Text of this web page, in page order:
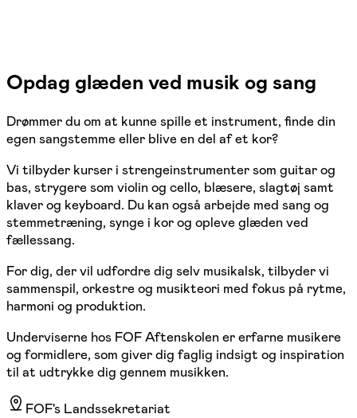
Opdag glæden ved musik og sang
Drømmer du om at kunne spille et instrument, finde din
egen sangstemme eller blive en del af et kor?
Vi tilbyder kurser i strengeinstrumenter som guitar og
bas, strygere som violin og cello, blæsere, slagtøj samt
klaver og keyboard. Du kan også arbejde med sang og
stemmetræning, synge i kor og opleve glæden ved
fællessang.
For dig, der vil udfordre dig selv musikalsk, tilbyder vi
sammenspil, orkestre og musikteori med fokus på rytme,
harmoni og produktion.
Underviserne hos FOF Aftenskolen er erfarne musikere
og formidlere, som giver dig faglig indsigt og inspiration
til at udtrykke dig gennem musikken.
FOF's Landssekretariat